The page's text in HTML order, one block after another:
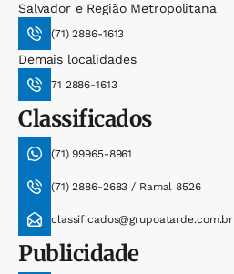
Salvador e Região Metropolitana
(71) 2886-1613
Demais localidades
71 2886-1613
Classificados
(71) 99965-8961
(71) 2886-2683 / Ramal 8526
classificados@grupoatarde.com.br
Publicidade